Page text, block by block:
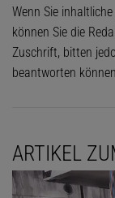
Wenn Sie
können Sie die
Zuschrift, bitten
beantworten können.
ARTIKEL